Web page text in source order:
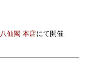
八仙閣 本店にて開催